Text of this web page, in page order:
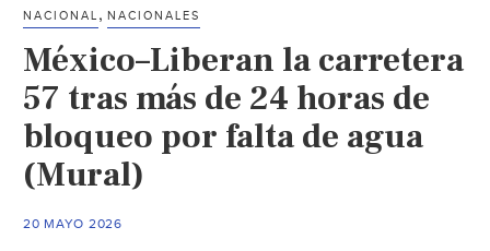
NACIONAL ,NACIONALES
México–Liberan la carretera
57 tras más de 24 horas de
bloqueo por falta de agua
(Mural)
20 MAYO 2026